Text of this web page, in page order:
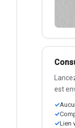
est
Lien